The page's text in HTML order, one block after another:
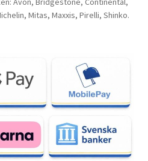
Mitas, Maxxis, Pirelli, Shinko.